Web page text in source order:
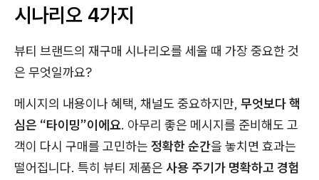
시나리오 4가지
뷰티 브랜드의 재구매 시나리오를 세울 때 가장 중요한 것
은 무엇일까요?
메시지의 내용이나 혜택, 채널도 중요하지만, 무엇보다 핵
심은 “타이밍”이에요. 아무리 좋은 메시지를 준비해도 고
객이 다시 구매를 고민하는 정확한 순간을 놓치면 효과는
떨어집니다. 특히 뷰티 제품은 사용 주기가 명확하고 경험